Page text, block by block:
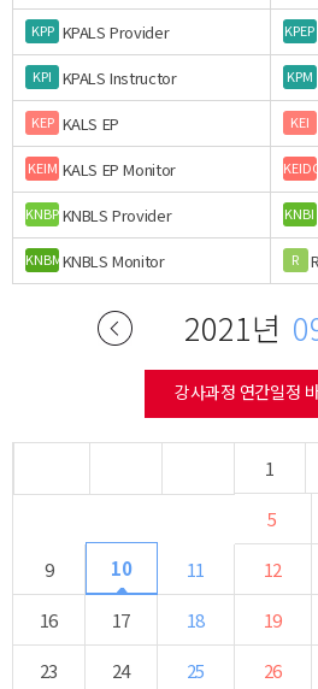
KPP KPALS Provider KPEP
KPI KPALS Instructor KPM
KEP KALS EP KEI
KEIM KALS EP Monitor
KNBPKNBLS Provider KNBI
KNBMKNBLS Monitor R
2021년
강사과정 연간일정
1
5
9
10 11 12
16
17 18 19
23
24 25 26